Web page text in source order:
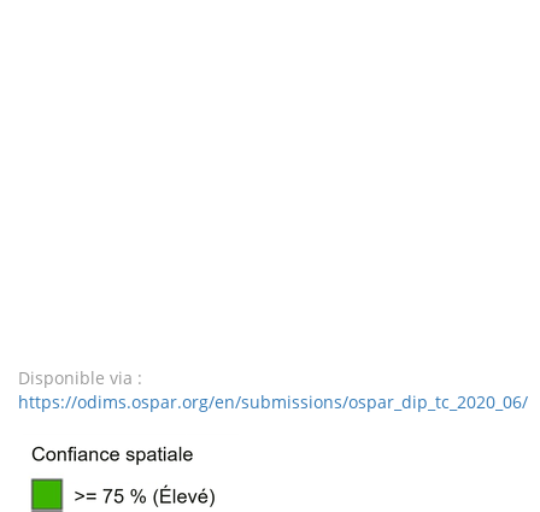
Disponible via :
https://odims.ospar.org/en/submissions/ospar_dip_tc_2020_06/